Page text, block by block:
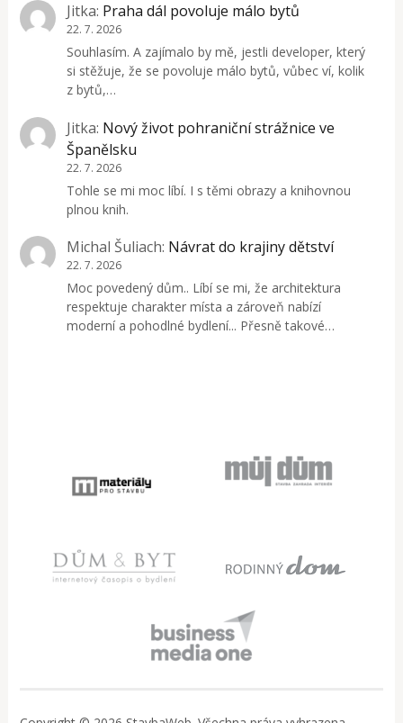
Jitka: Praha dál povoluje málo bytů
22. 7. 2026
Souhlasím. A zajímalo by mě, jestli developer, který
si stěžuje, že se povoluje málo bytů, vůbec ví, kolik
z bytů,…
Jitka: Nový život pohraniční strážnice ve
Španělsku
22. 7. 2026
Tohle se mi moc líbí. I s těmi obrazy a knihovnou
plnou knih.
Michal Šuliach: Návrat do krajiny dětství
22. 7. 2026
Moc povedený dům.. Líbí se mi, že architektura
respektuje charakter místa a zároveň nabízí
moderní a pohodlné bydlení... Přesně takové…